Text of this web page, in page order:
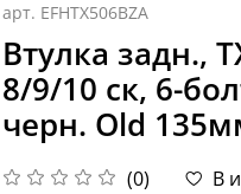
арт. EFHTX506BZA
Втулка задн.,
8/9/10 ск, 6-
черн. Old
(0)
В